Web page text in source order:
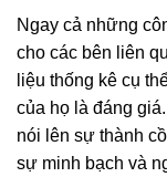
Ngay cả những
cho các bên liên
liệu thống kê cụ
của họ là đáng
nói lên sự thành
sự minh bạch và